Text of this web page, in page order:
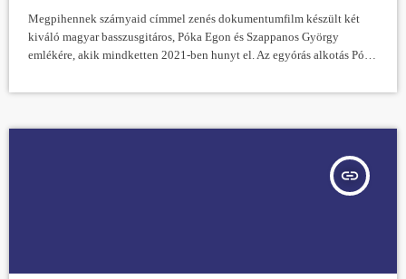
Megpihennek szárnyaid címmel zenés dokumentumfilm készült két
kiváló magyar basszusgitáros, Póka Egon és Szappanos György
emlékére, akik mindketten 2021-ben hunyt el. Az egyórás alkotás Póka
Budapest zenei projekt vezetője kezdeményezésére készült. A
Tamás Mára nincs több kérdés című szerzeménye köré épül. Barán
insert_link